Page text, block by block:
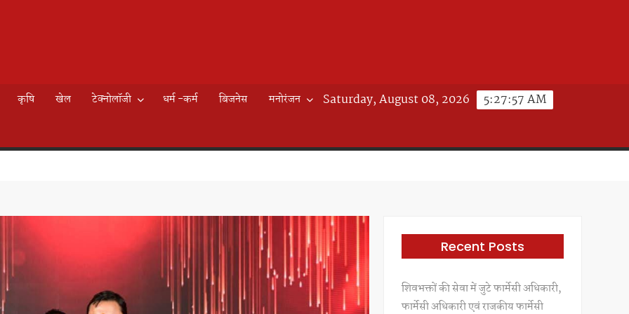
कृषि खेल टेक्नोलॉजी धर्म -कर्म बिजनेस
मनोरंजन
5:27:59 AM
Saturday, August 08, 2026
Recent Posts
शिवभक्तों की सेवा में जुटे फार्मेसी अधिकारी,
फार्मेसी अधिकारी एवं राजकीय फार्मेसी